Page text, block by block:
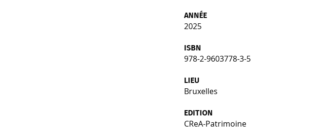
ANNÉE
2025
ISBN
978-2-9603778-3-5
LIEU
Bruxelles
EDITION
CReA-Patrimoine